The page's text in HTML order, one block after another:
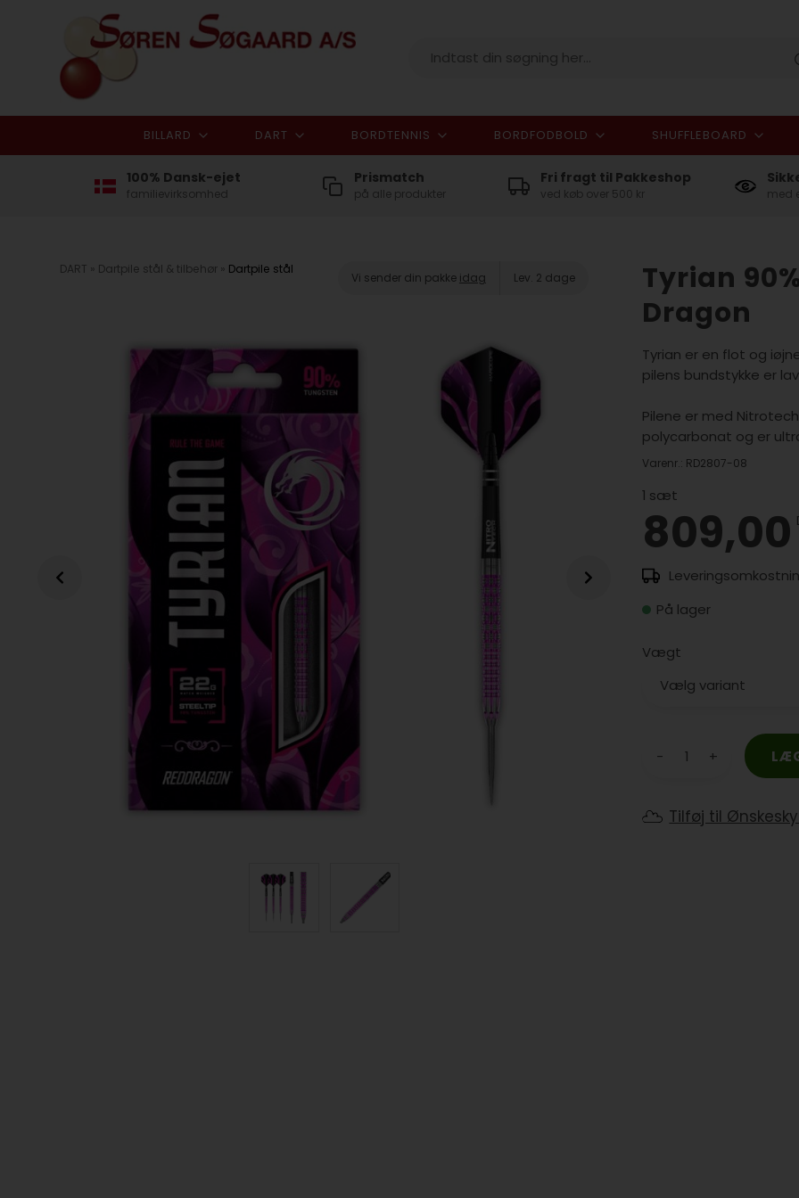
I alt
BILLARD DART BORDTENNIS BORDFODBOLD SHUFFLEBOARD
100% Dansk-ejet
familievirksomhed
Prismatch
på alle produkter
Fri fragt til Pakkeshop
ved køb over 500 kr med
DART » Dartpile stål & tilbehør » Dartpile stål
Vi sender din pakke idag Lev. 2 dage
Tyrian
Dragon
Tyrian er en flot og
pilens bundstykke er
Pilene er med
polycarbonat og er
Varenr.: RD2807-08
1 sæt
809,00
På lager
Vægt
- +
Tilføj til